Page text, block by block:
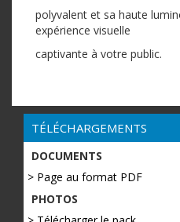
polyvalent et sa haute
expérience visuelle
captivante à votre public.
TÉLÉCHARGEMENTS
DOCUMENTS
> Page au format PDF
PHOTOS